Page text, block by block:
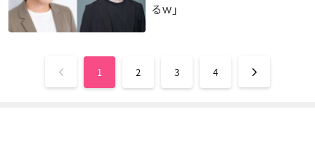
るｗ」
1 2 3 4